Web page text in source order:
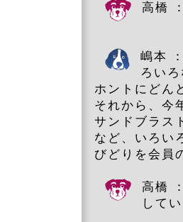
高橋
嶋本
ろい
ホントにどん
それから、今
サンドブラス
など、いろい
びどりを会員
高橋
して